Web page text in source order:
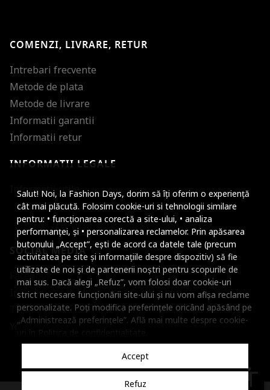
Salut! Noi, la Fashion Days, dorim să îți oferim o experiență
cât mai plăcută. Folosim cookie-uri si tehnologii similare
pentru: • funcționarea corectă a site-ului, • analiza
performanței, și • personalizarea reclamelor. Prin apăsarea
butonului „Accept”, ești de acord ca datele tale (precum
activitatea pe site și informațiile despre dispozitiv) să fie
utilizate de noi și de partenerii noștri pentru scopurile de
mai sus. Dacă alegi „Refuz”, vom folosi doar cookie-uri
strict necesare funcționării site-ului și nu vom afișa reclame
personalizate. Poți modifica preferințele oricând apăsând pe
„Administrează preferințele”. Află mai multe despre cookie-
Accept
Refuz
COMENZI, LIVRARE, RETUR
Intrebari frecvente
Metode de plata
Metode de livrare
Informatii garantii
Informatii retur
INFORMATII LEGALE
Informatii utile
SOCIAL MEDIA
Facebook
Instagram
TikTok
Youtube
accessibility
Micsoreaza
Mareste spatierea
Micsoreaza
Mareste inaltimea
Micsoreaza
Inverseaza culorile
Nuante de gri
Cursor mare